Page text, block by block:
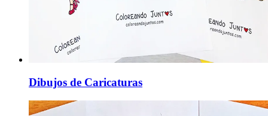
Dibujos de Caricaturas